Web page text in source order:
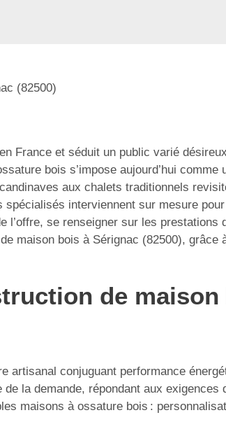
(82500)
France et séduit un public varié
bois s’impose aujourd’hui
aux chalets traditionnels
interviennent sur mesure
se renseigner sur les
bois à Sérignac (82500), grâce
de
artisanal conjuguant performance
la demande, répondant aux exigences
maisons à ossature bois :